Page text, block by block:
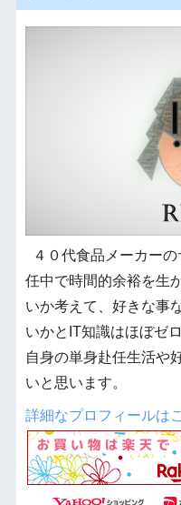
４０代食品メーカー
任中で時間的余裕を生
いか考えて、好きな事
いかとIT知識はほぼゼ
自身の単身赴任生活や
いと思います。
詳細なプロフィールは